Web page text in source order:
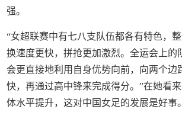
强。
“女超联赛中有七八支队伍都各有特色，
换速度更快，拼抢更加激烈。全运会上的
会更直接地利用自身优势向前，向两个边
快，再通过高中锋来完成得分。”在她看
体水平提升，这对中国女足的发展是好事。